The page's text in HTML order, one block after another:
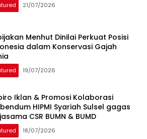
21/07/2026
Menhut Dinilai Perkuat Posisi
dalam Konservasi Gajah
19/07/2026
Iklan & Promosi Kolaborasi
HIPMI Syariah Sulsel gagas
CSR BUMN & BUMD
18/07/2026